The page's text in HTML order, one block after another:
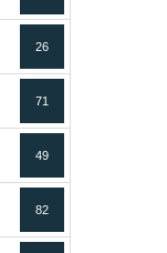
26
71
49
82